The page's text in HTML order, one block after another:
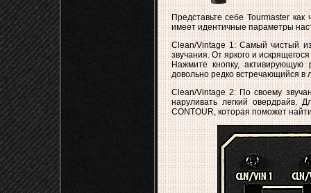
Представьте себе Tourmaster
имеет идентичные параметры
Clean/Vintage 1: Самый чистый из
звучания. От яркого и
Нажмите кнопку, активирующую
довольно редко встречающийся в
Clean/Vintage 2: По своему
наруливать легкий овердрайв.
CONTOUR, которая поможет